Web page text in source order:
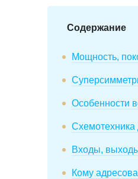
Содержание
Мощность,
Особенности
Схемотехника
Входы,
Кому